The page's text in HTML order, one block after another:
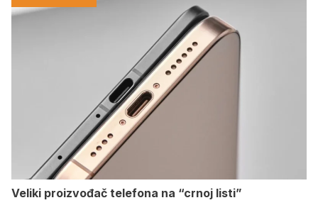
Veliki proizvođač telefona na “crnoj listi”